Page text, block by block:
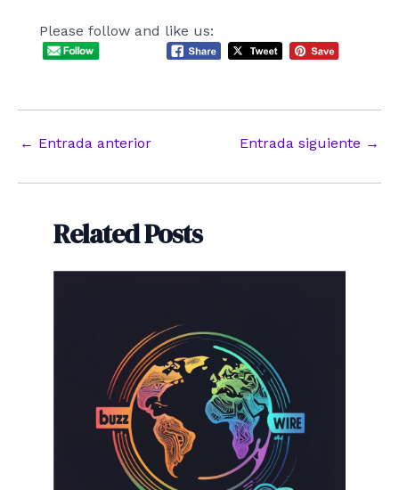
Please follow and like us:
Navegación
entradas
← Entrada anterior Entrada siguiente →
Related Posts